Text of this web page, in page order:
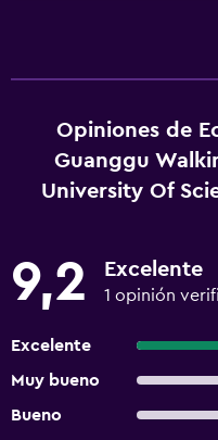
Opiniones de
Guanggu
University Of
9,2 Excelente
1 opinión
Excelente
Muy bueno
Bueno